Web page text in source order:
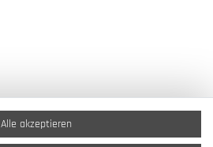
Alle akzeptieren